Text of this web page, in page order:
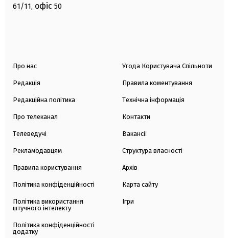
61/11, офіс 50
Про нас
Редакція
Редакційна політика
Про телеканал
Телеведучі
Рекламодавцям
Правила користування
Політика конфіденційності
Політика використання
штучного інтелекту
Політика конфіденційності
додатку
Угода Користувача Спільноти
Правила коментування
Технічна інформація
Контакти
Вакансії
Структура власності
Архів
Карта сайту
Ігри